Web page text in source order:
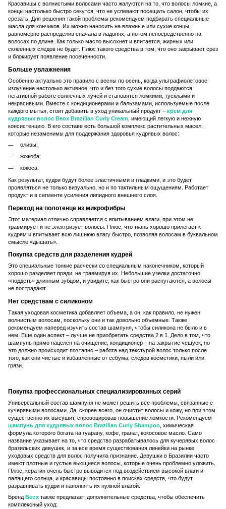
Красавицы с волнистыми волосами часто жалуются на то, что волосы ломкие, а
концы настолько быстро секутся, что не успевают посещать салон, чтобы их
срезать. Для решения такой проблемы рекомендуем подбирать специальные
масла для кончиков. Их можно наносить на влажные или сухие концы,
равномерно распределив сначала в ладонях, а потом непосредственно на
волосах по длине. Как только масло высохнет и впитается, жирных или
склеенных следов не будет. Плюс такого средства в том, что оно закрывает срез
и блокирует появление посеченности.
Больше увлажнения
Особенно актуально это правило с весны по осень, когда ультрафиолетовое
излучение настолько активное, что и без того сухие волосы поддаются
негативной работе солнечных лучей и становятся ломкими, тусклыми и
некрасивыми. Вместе с кондиционерами и бальзамами, используемые после
каждого мытья, стоит добавить в уход уникальный продукт – крем для
кудрявых волос Beox Brazilian Curly Cream , имеющий легкую и нежную
консистенцию. В его составе есть большой комплекс растительных масел,
которые незаменимы для поддержания здоровья кудрявых волос:
оливы;
жожоба;
кокоса.
Как результат, кудри будут более эластичными и гладкими, и это будет
проявляться не только визуально, но и по тактильным ощущениям. Работает
продукт и в сегменте усиления липидного внешнего слоя.
Переход на полотенце из микрофибры
Этот материал отлично справляется с впитыванием влаги, при этом не
травмирует и не электризует волосы. Плюс, что ткань хорошо прилегает к
кудрям и впитывает всю лишнюю влагу быстро, позволяя волосам в буквальном
смысле «дышать».
Покупка средств для разделения кудрей
Это специальные тонкие расчески со специальным наконечником, который
хорошо разделяет пряди, не травмируя их. Небольшие узелки достаточно
«поддеть» длинным зубцом, и увидите, как быстро они распутаются, а волосы
не пострадают.
Нет средствам с силиконом
Такая уходовая косметика добавляет объема, а он, как правило, не нужен
волнистым волосам, поскольку они и так довольно объемные. Также
рекомендуем наперед изучить состав шампуня, чтобы силикона не было и в
нем. Еще один аспект – лучше не приобретать средства 2 в 1. Дело в том, что
шампунь прямо нацелен на очищение, кондиционер – на закрытие чешуек, но
это должно происходит поэтапно – работа над текстурой волос только после
того, как они чистые и избавленные от себума, следов косметики, пыли или
грязи.
Покупка профессиональных специализированных серий
Универсальный состав шампуня не может решить все проблемы, связанные с
кучерявыми волосами. Да, скорее всего, он очистит волосы и кожу, но при этом
существенно их высушит, спровоцировав повышение ломкости. Рекомендуем
шампунь для кудрявых волос Brazilian Curly Shampoo , химическая
формула которого богата на гуарану, кофе, гранат, кокосовое масло. Само
название указывает на то, что средство разрабатывалось для кучерявых волос
бразильских девушек, и за все время существования линейки на рынке
уходовых средств для волос получила признание. Девушки в Бразилии часто
имеют плотные и густые вьющиеся волосы, которые очень проблемно уложить.
Плюс, кератин очень быстро выводится под воздействием высокой влаги и
палящего солнца, и красавицы постоянно в поисках средств, что будут
разравнивать кудри и наполнять их нужной влагой.
Бренд Beox также предлагает дополнительные средства, чтобы обеспечить
комплексный уход: